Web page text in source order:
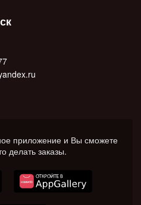
приложение и Вы сможете
делать заказы.